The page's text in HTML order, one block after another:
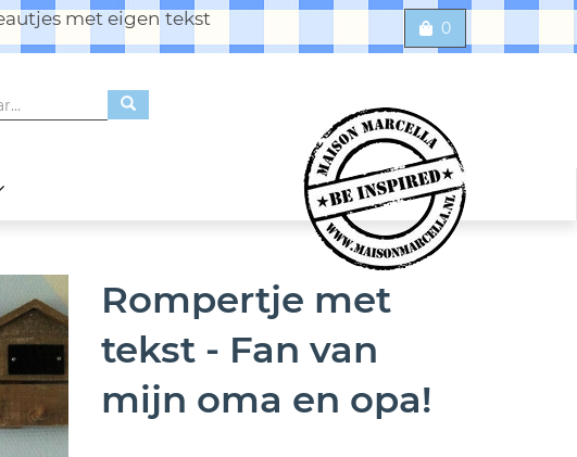
met eigen tekst 0
Rompertje met
tekst - Fan van
mijn oma en opa!